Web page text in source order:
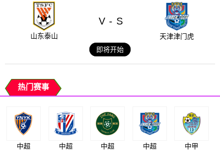
山东泰山
V - S
天津津门虎
即将开始
热门赛事
中超 中超 中超 中超 中甲